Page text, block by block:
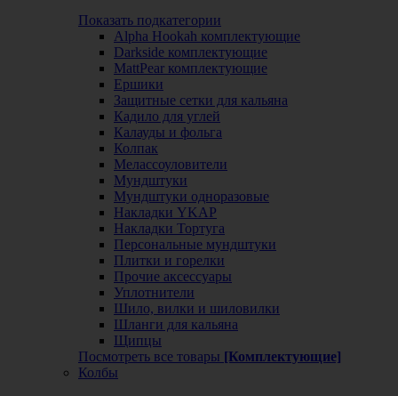
Показать подкатегории
Alpha Hookah комплектующие
Darkside комплектующие
MattPear комплектующие
Ершики
Защитные сетки для кальяна
Кадило для углей
Калауды и фольга
Колпак
Мелассоуловители
Мундштуки
Мундштуки одноразовые
Накладки YKAP
Накладки Тортуга
Персональные мундштуки
Плитки и горелки
Прочие аксессуары
Уплотнители
Шило, вилки и шиловилки
Шланги для кальяна
Щипцы
Посмотреть все товары [Комплектующие]
Колбы